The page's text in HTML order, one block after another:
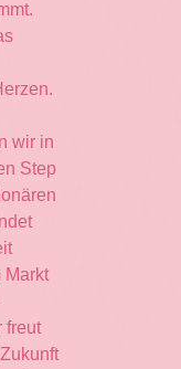
wir in
Step
Markt
freut